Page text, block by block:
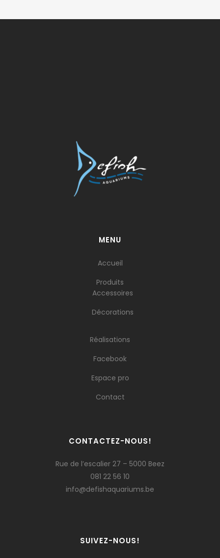
MENU
Accueil
Produits
Accessoires
Décorations
Réalisations
Facebook
Espace pro
Contact
CONTACTEZ-NOUS!
Rue de l’escalier 27 – 5000 Beez
081 22 56 10
info@defishaquariums.be
SUIVEZ-NOUS!